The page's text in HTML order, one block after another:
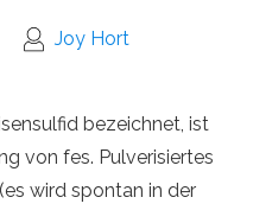
Joy Hort
bezeichnet, ist
von fes. Pulverisiertes
wird spontan in der